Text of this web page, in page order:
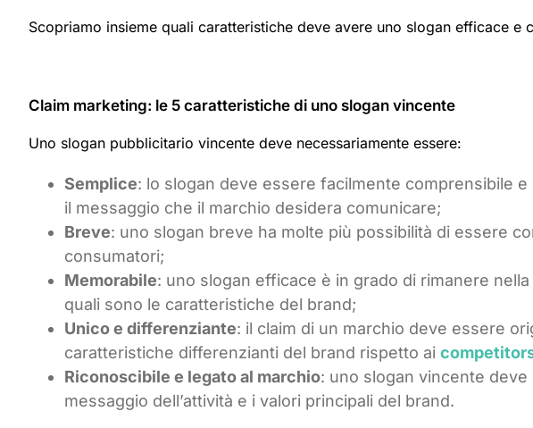
Scopriamo insieme quali caratteristiche deve avere uno slogan efficace e
Claim marketing: le 5 caratteristiche di uno slogan vincente
Uno slogan pubblicitario vincente deve necessariamente essere:
Semplice: lo slogan deve essere facilmente comprensibile
il messaggio che il marchio desidera comunicare;
Breve: uno slogan breve ha molte più possibilità di essere
consumatori;
Memorabile: uno slogan efficace è in grado di rimanere
quali sono le caratteristiche del brand;
Unico e differenziante: il claim di un marchio deve essere
caratteristiche differenzianti del brand rispetto ai
Riconoscibile e legato al marchio: uno slogan vincente
messaggio dell’attività e i valori principali del brand.